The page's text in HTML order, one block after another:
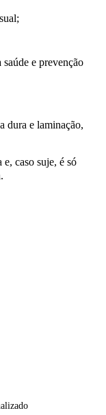
e prevenção
dura e laminação,
caso suje, é só